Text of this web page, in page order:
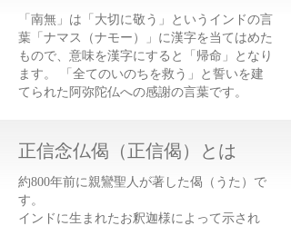
「南無」は「大切に敬う」というインドの言
葉「ナマス（ナモー）」に漢字を当てはめた
もので、意味を漢字にすると「帰命」となり
ます。 「全てのいのちを救う」と誓いを建
てられた阿弥陀仏への感謝の言葉です。
​正信念仏偈（正信偈）とは
約800年前に親鸞聖人が著した偈（うた）で
す。
インドに生まれたお釈迦様によって示され